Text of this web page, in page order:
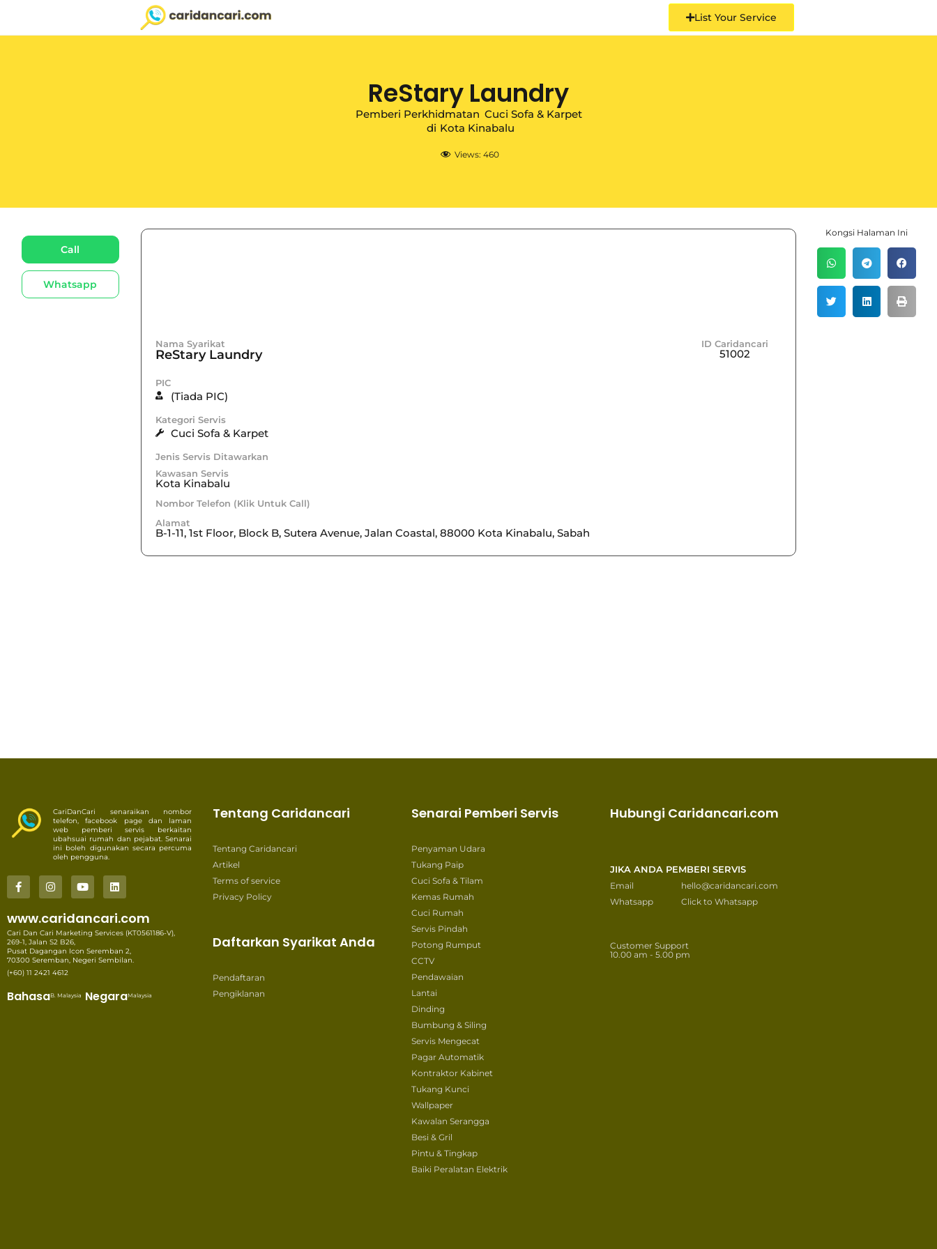
List Your Service
ReStary Laundry
Pemberi Perkhidmatan Cuci Sofa & Karpet
di Kota Kinabalu
Views: 460
Call
Whatsapp
Nama Syarikat
ReStary Laundry
ID Caridancari
51002
PIC
(Tiada PIC)
Kategori Servis
Cuci Sofa & Karpet
Jenis Servis Ditawarkan
Kawasan Servis
Kota Kinabalu
Nombor Telefon (Klik Untuk Call)
Alamat
B-1-11, 1st Floor, Block B, Sutera Avenue, Jalan Coastal, 88000 Kota Kinabalu, Sabah
Kongsi Halaman Ini
CariDanCari senaraikan nombor
telefon, facebook page dan laman
web pemberi servis berkaitan
ubahsuai rumah dan pejabat. Senarai
ini boleh digunakan secara percuma
oleh pengguna.
www.caridancari.com
Cari Dan Cari Marketing Services (KT0561186-V),
269-1, Jalan S2 B26,
Pusat Dagangan Icon Seremban 2,
70300 Seremban, Negeri Sembilan.
(+60) 11 2421 4612
BahasaB. Malaysia NegaraMalaysia
Tentang Caridancari
Tentang Caridancari
Artikel
Terms of service
Privacy Policy
Daftarkan Syarikat Anda
Pendaftaran
Pengiklanan
Senarai Pemberi Servis
Penyaman Udara
Tukang Paip
Cuci Sofa & Tilam
Kemas Rumah
Cuci Rumah
Servis Pindah
Potong Rumput
CCTV
Pendawaian
Lantai
Dinding
Bumbung & Siling
Servis Mengecat
Pagar Automatik
Kontraktor Kabinet
Tukang Kunci
Wallpaper
Kawalan Serangga
Besi & Gril
Pintu & Tingkap
Baiki Peralatan Elektrik
Hubungi Caridancari.com
JIKA ANDA PEMBERI SERVIS
Email
hello@caridancari.com
Whatsapp
Click to Whatsapp
Customer Support
10.00 am - 5.00 pm